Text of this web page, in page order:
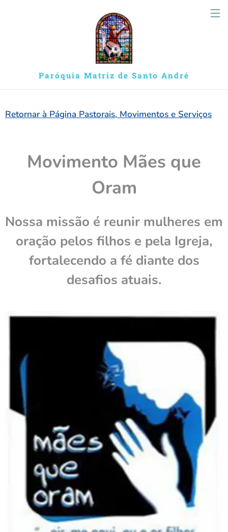
Paróquia Matriz de Santo André
Retornar à Página Pastorais, Movimentos e Serviços
Movimento Mães que
Oram
Nossa missão é reunir mulheres em
oração pelos filhos e pela Igreja,
fortalecendo a fé diante dos
desafios atuais.